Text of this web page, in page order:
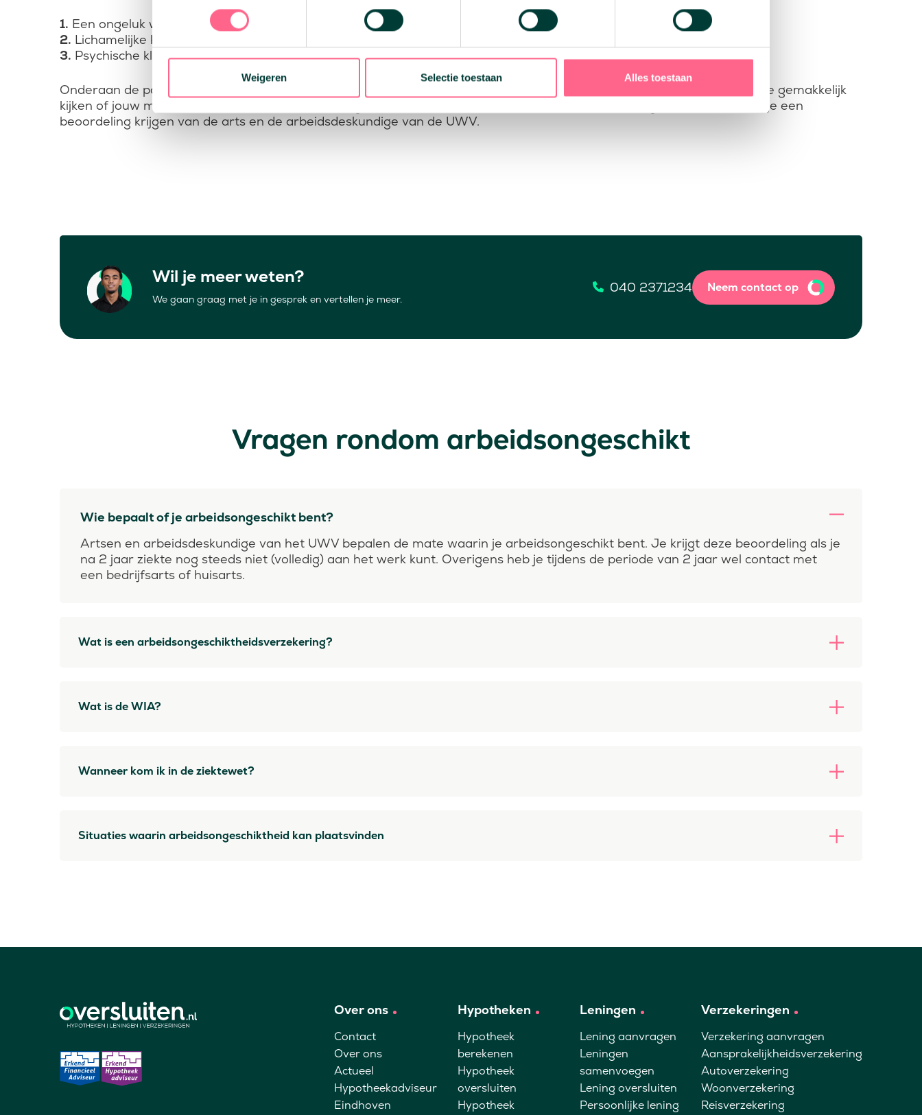
Weigeren Selectie toestaan Alles toestaan
1. Een ongeluk wat als gevolg lichamelijke of psychische klachten heeft veroorzaakt.
2. Lichamelijke klachten (denk hierbij aan: Gebroken gewricht, blessures of een hernia)
3. Psychische klachten (denk hierbij aan depressie, angststoornis, burn-out)
Onderaan de pagina vind je een overzicht van meer voorbeelden die kunnen leiden tot arbeidsongeschiktheid. Zo kan je gemakkelijk
kijken of jouw medische oorzaak onder arbeidsongeschiktheid valt. Om zeker te zijn of je arbeidsongeschikt bent moet je een
beoordeling krijgen van de arts en de arbeidsdeskundige van de UWV.
Wil je meer weten?
We gaan graag met je in gesprek en vertellen je meer.
040 2371234 Neem contact op
Vragen rondom arbeidsongeschikt
Wie bepaalt of je arbeidsongeschikt bent?
Artsen en arbeidsdeskundige van het UWV bepalen de mate waarin je arbeidsongeschikt bent. Je krijgt deze beoordeling als je
na 2 jaar ziekte nog steeds niet (volledig) aan het werk kunt. Overigens heb je tijdens de periode van 2 jaar wel contact met
een bedrijfsarts of huisarts.
Wat is een arbeidsongeschiktheidsverzekering?
Wat is de WIA?
Wanneer kom ik in de ziektewet?
Situaties waarin arbeidsongeschiktheid kan plaatsvinden
Over ons
Contact
Over ons
Actueel
Hypotheekadviseur
Eindhoven
Hypotheken
Hypotheek
berekenen
Hypotheek
oversluiten
Hypotheek
Leningen
Lening aanvragen
Leningen
samenvoegen
Lening oversluiten
Persoonlijke lening
Verzekeringen
Verzekering aanvragen
Aansprakelijkheidsverzekering
Autoverzekering
Woonverzekering
Reisverzekering